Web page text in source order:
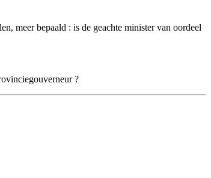
meer bepaald : is de geachte minister van oordeel
?